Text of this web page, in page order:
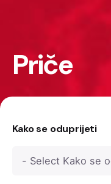
Priče
Kako se oduprijeti